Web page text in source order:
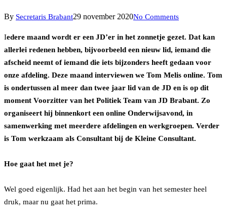
By Secretaris Brabant29 november 2020No Comments
Iedere maand wordt er een JD’er in het zonnetje gezet. Dat kan
allerlei redenen hebben, bijvoorbeeld een nieuw lid, iemand die
afscheid neemt of iemand die iets bijzonders heeft gedaan voor
onze afdeling. Deze maand interviewen we Tom Melis online. Tom
is ondertussen al meer dan twee jaar lid van de JD en is op dit
moment Voorzitter van het Politiek Team van JD Brabant. Zo
organiseert hij binnenkort een online Onderwijsavond, in
samenwerking met meerdere afdelingen en werkgroepen. Verder
is Tom werkzaam als Consultant bij de Kleine Consultant.
Hoe gaat het met je?
Wel goed eigenlijk. Had het aan het begin van het semester heel
druk, maar nu gaat het prima.